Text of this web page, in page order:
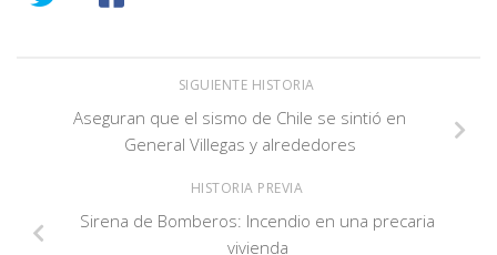
SIGUIENTE HISTORIA
Aseguran que el sismo de Chile se sintió en
General Villegas y alrededores
HISTORIA PREVIA
Sirena de Bomberos: Incendio en una precaria
vivienda